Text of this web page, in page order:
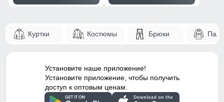
Куртки Костюмы Брюки
Установите наше приложение!
Установите приложение, чтобы получить
доступ к оптовым ценам.